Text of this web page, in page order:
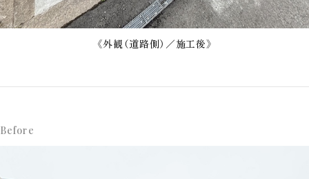
《外観（道路側）／施工後》
Before